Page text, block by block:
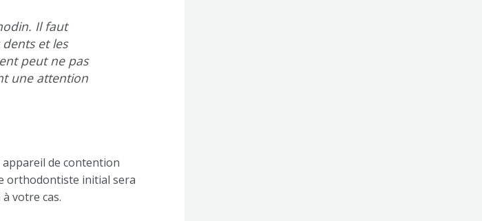
Il faut
et les
peut ne pas
une attention
appareil de contention
orthodontiste initial sera
votre cas.